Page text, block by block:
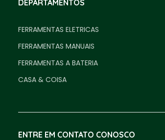
DEPARTAMENTOS
FERRAMENTAS ELETRICAS
FERRAMENTAS MANUAIS
FERRAMENTAS A BATERIA
CASA & COISA
ENTRE EM CONTATO CONOSCO